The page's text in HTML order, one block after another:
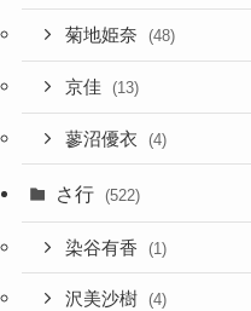
菊地姫奈 (48)
京佳 (13)
蓼沼優衣 (4)
さ行 (522)
染谷有香 (1)
沢美沙樹 (4)